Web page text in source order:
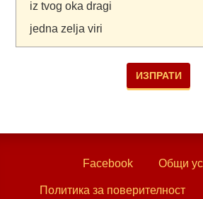
Facebook Общи
Политика за поверителност